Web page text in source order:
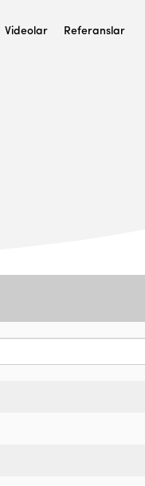
Videolar
Referanslar